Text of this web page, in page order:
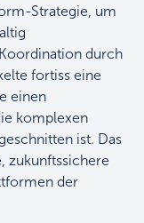
Strategie, um
durch
fortiss eine
einen
komplexen
ist. Das
zukunftssichere
der